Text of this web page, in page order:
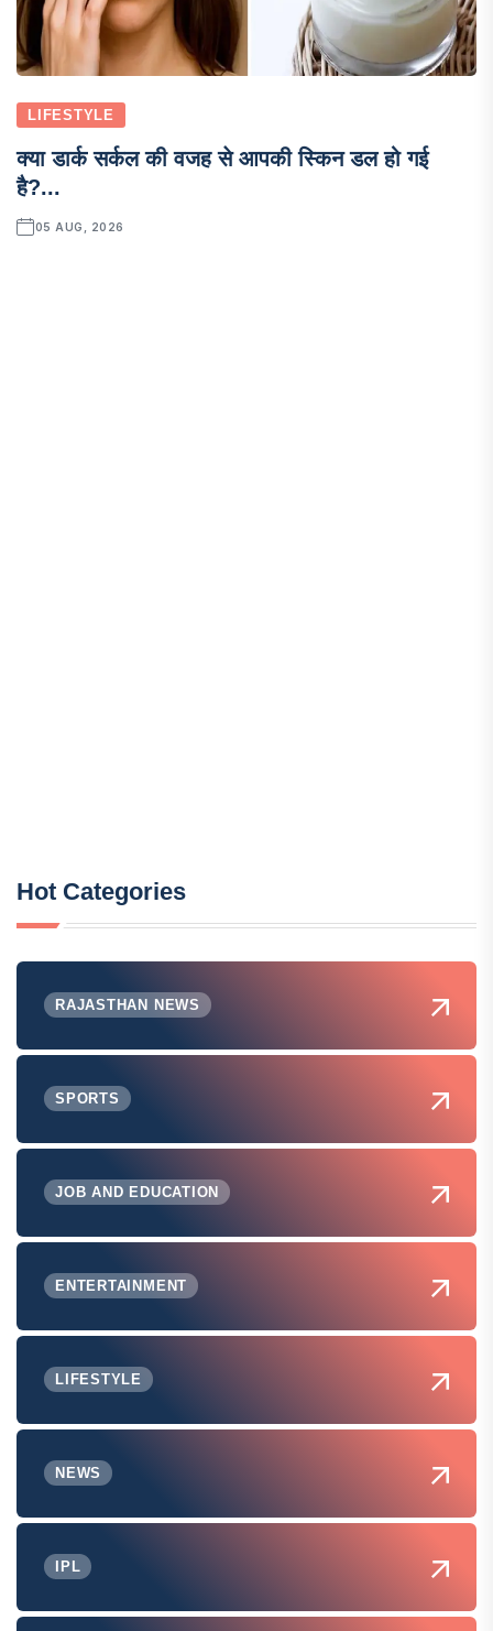
LIFESTYLE
क्या डार्क सर्कल की वजह से आपकी स्किन डल हो गई
है?...
05 AUG, 2026
Hot Categories
RAJASTHAN NEWS
SPORTS
JOB AND EDUCATION
ENTERTAINMENT
LIFESTYLE
NEWS
IPL